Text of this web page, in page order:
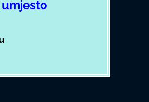
umjesto